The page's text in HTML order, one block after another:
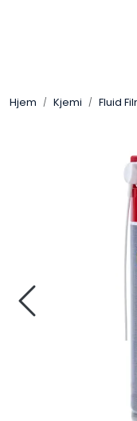
Hjem Kjemi Fluid
Batteri / Booster /
Bekledning /
OUTLET